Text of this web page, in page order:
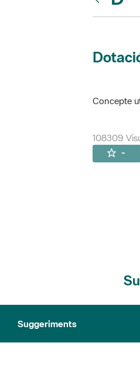
Concepte
108309
-
Suggeriments